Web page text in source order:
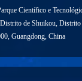
Científico e
de Shuikou,
Guangdong, China